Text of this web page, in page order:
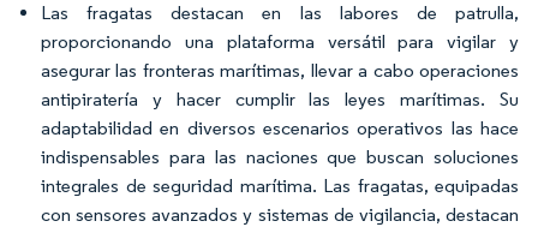
Las fragatas destacan en las labores de patrulla,
proporcionando una plataforma versátil para vigilar y
asegurar las fronteras marítimas, llevar a cabo operaciones
antipiratería y hacer cumplir las leyes marítimas. Su
adaptabilidad en diversos escenarios operativos las hace
indispensables para las naciones que buscan soluciones
integrales de seguridad marítima. Las fragatas, equipadas
con sensores avanzados y sistemas de vigilancia, destacan